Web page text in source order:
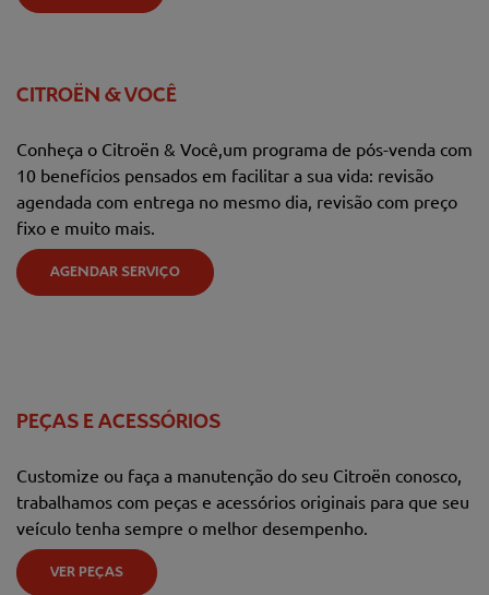
CITROËN & VOCÊ
Conheça o Citroën & Você,um programa de pós-venda com
10 benefícios pensados em facilitar a sua vida: revisão
agendada com entrega no mesmo dia, revisão com preço
fixo e muito mais.
AGENDAR SERVIÇO
PEÇAS E ACESSÓRIOS
Customize ou faça a manutenção do seu Citroën conosco,
trabalhamos com peças e acessórios originais para que seu
veículo tenha sempre o melhor desempenho.
VER PEÇAS